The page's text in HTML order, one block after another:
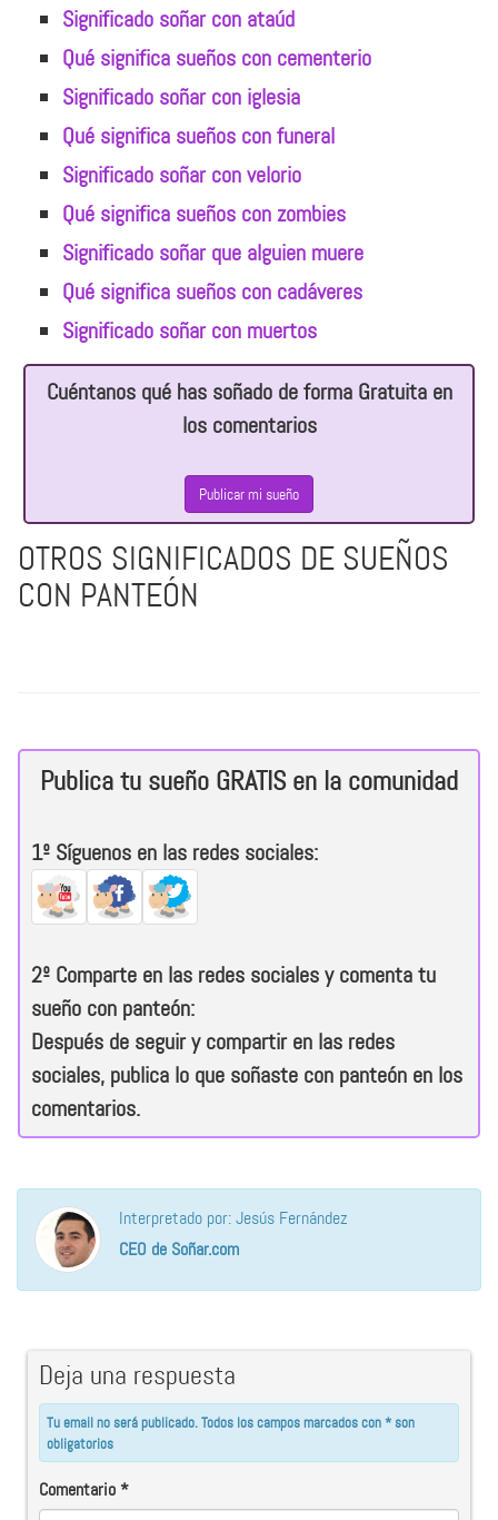
Significado soñar con ataúd
Qué significa sueños con cementerio
Significado soñar con iglesia
Qué significa sueños con funeral
Significado soñar con velorio
Qué significa sueños con zombies
Significado soñar que alguien muere
Qué significa sueños con cadáveres
Significado soñar con muertos
Cuéntanos qué has soñado de forma Gratuitaen
los comentarios
Publicar mi sueño
OTROS SIGNIFICADOS DE SUEÑOS
CON PANTEÓN
Publica tu sueño GRATISen la comunidad
1º Síguenos en las redes sociales:
2º Comparte en las redes sociales y comenta tu
sueño con panteón:
Después de seguir y compartir en las redes
sociales, publica lo que soñaste con panteón en los
comentarios.
Interpretado por: Jesús Fernández
CEO de Soñar.com
Deja una respuesta
Tu email no será publicado. Todos los campos marcados con * son
obligatorios
Comentario*